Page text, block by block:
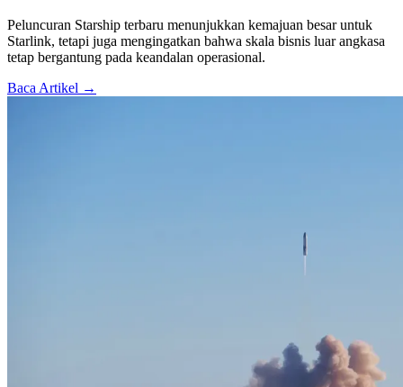
Peluncuran Starship terbaru menunjukkan kemajuan besar untuk
Starlink, tetapi juga mengingatkan bahwa skala bisnis luar angkasa
tetap bergantung pada keandalan operasional.
Baca Artikel →